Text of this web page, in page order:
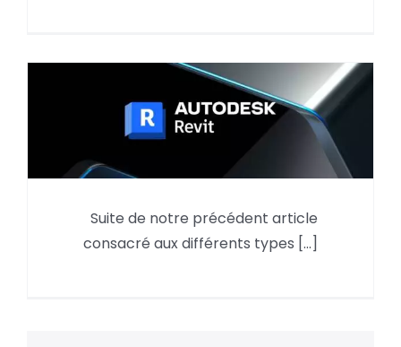
LES OUVERTURES DANS REVIT 2/2
: Impact sur les exports IFC
Suite de notre précédent article
consacré aux différents types [...]